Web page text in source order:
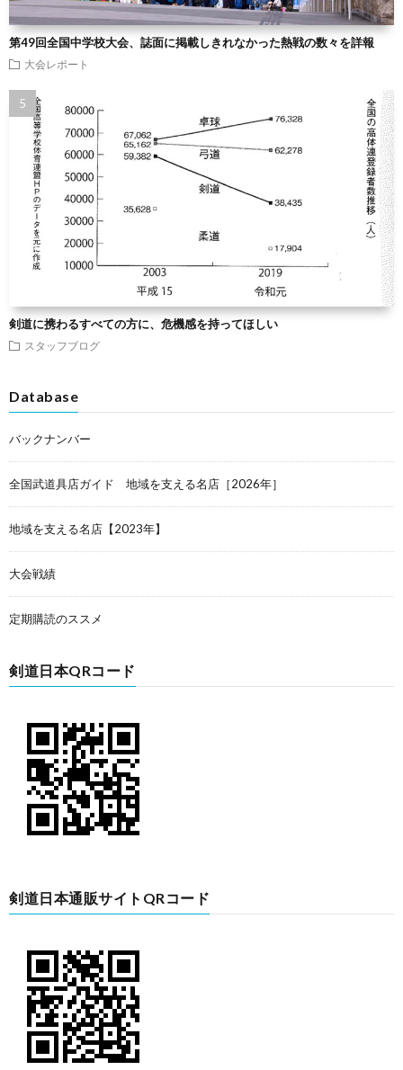
第49回全国中学校大会、誌面に掲載しきれなかった熱戦の数々を詳報
大会レポート
剣道に携わるすべての方に、危機感を持ってほしい
スタッフブログ
Database
バックナンバー
全国武道具店ガイド 地域を支える名店［2026年］
地域を支える名店【2023年】
大会戦績
定期購読のススメ
剣道日本QRコード
剣道日本通販サイトQRコード